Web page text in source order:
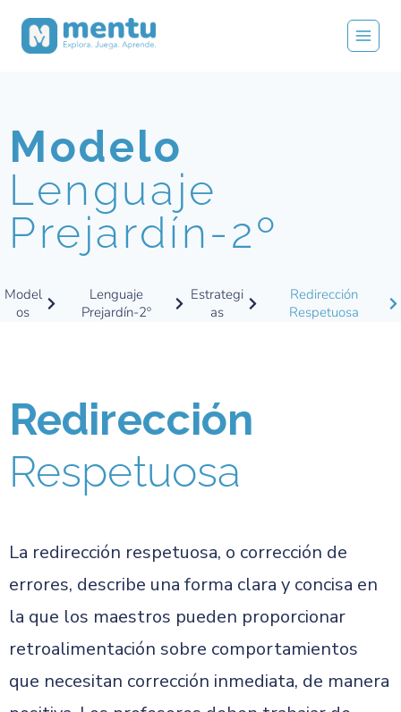
Modelo
Lenguaje
Prejardín-2º
Model
os
Lenguaje
Prejardín-2º
Estrategi
as
Redirección
Respetuosa
Redirección
Respetuosa
La redirección respetuosa, o corrección de
errores, describe una forma clara y concisa en
la que los maestros pueden proporcionar
retroalimentación sobre comportamientos
que necesitan corrección inmediata, de manera